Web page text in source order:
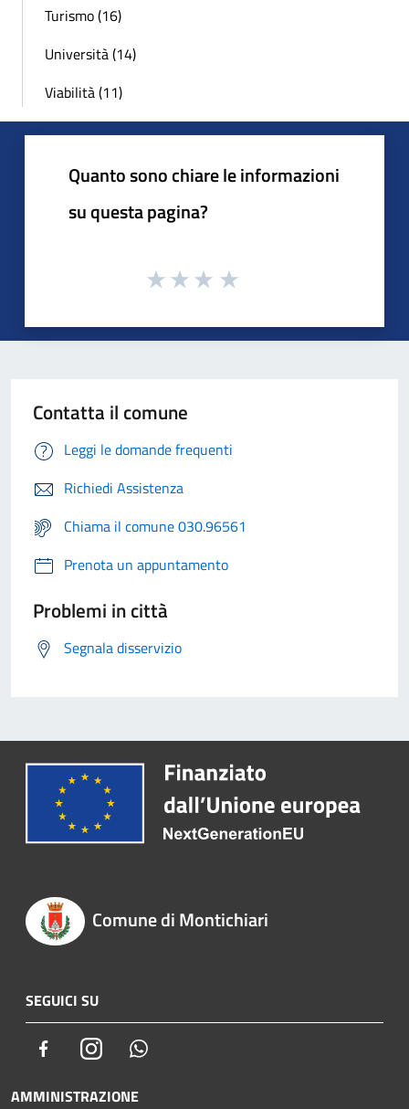
Turismo (16)
Università (14)
Viabilità (11)
Quanto sono chiare le informazioni
su questa pagina?
Contatta il comune
Leggi le domande frequenti
Richiedi Assistenza
Chiama il comune 030.96561
Prenota un appuntamento
Problemi in città
Segnala disservizio
Comune di Montichiari
SEGUICI SU
FacebookInstagram
AMMINISTRAZIONE